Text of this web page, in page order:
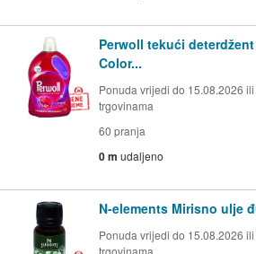
Perwoll tekući
Color...
Ponuda vrijedi do 15.08.2026
trgovinama
60 pranja
0 m udaljeno
N-elements Mirisno ulje
Ponuda vrijedi do 15.08.2026